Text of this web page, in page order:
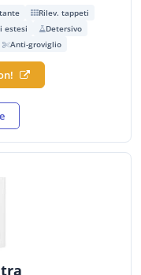
Rilev. tappeti
estesi
Detersivo
Anti-groviglio